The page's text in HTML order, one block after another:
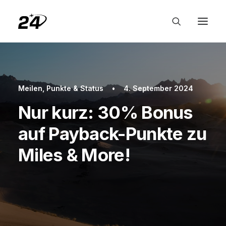
Meilen, Punkte & Status • 4. September 2024
Nur kurz: 30% Bonus
auf Payback-Punkte zu
Miles & More!